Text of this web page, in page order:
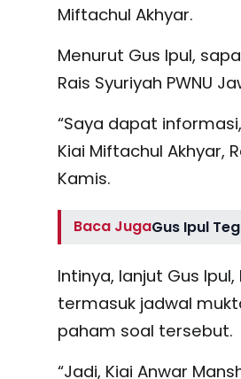
Miftachul Akhyar.
Menurut Gus Ipul,
Rais Syuriyah PWNU
“Saya dapat
Kiai Miftachul Akhyar,
Kamis.
Baca JugaGus Ipul
Intinya, lanjut Gus
termasuk jadwal
paham soal tersebut.
“Jadi, Kiai Anwar